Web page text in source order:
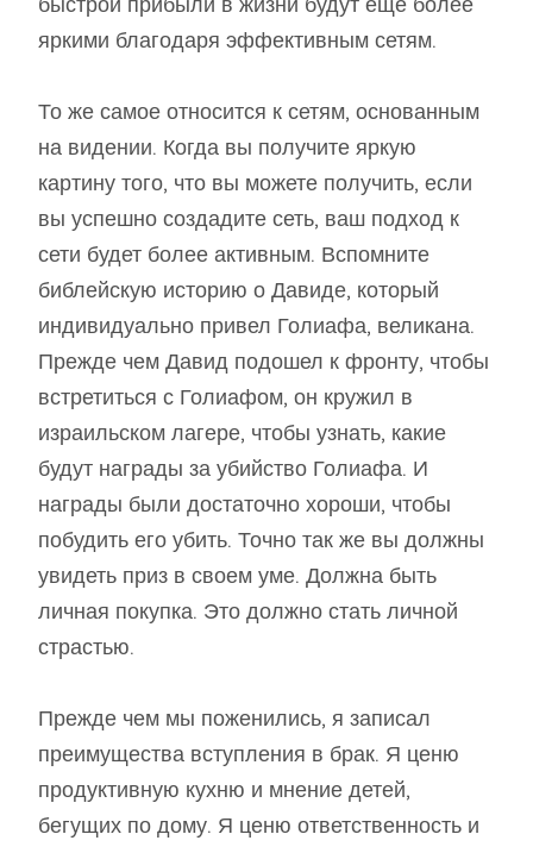
яркими благодаря эффективным сетям.
То же самое относится к сетям, основанным
на видении. Когда вы получите яркую
картину того, что вы можете получить, если
вы успешно создадите сеть, ваш подход к
сети будет более активным. Вспомните
библейскую историю о Давиде, который
индивидуально привел Голиафа, великана.
Прежде чем Давид подошел к фронту, чтобы
встретиться с Голиафом, он кружил в
израильском лагере, чтобы узнать, какие
будут награды за убийство Голиафа. И
награды были достаточно хороши, чтобы
побудить его убить. Точно так же вы должны
увидеть приз в своем уме. Должна быть
личная покупка. Это должно стать личной
страстью.
Прежде чем мы поженились, я записал
преимущества вступления в брак. Я ценю
продуктивную кухню и мнение детей,
бегущих по дому. Я ценю ответственность и